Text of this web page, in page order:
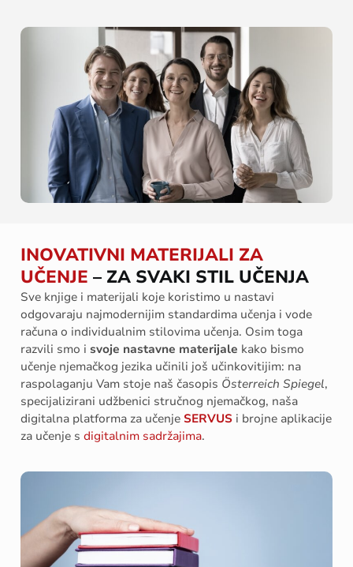
INOVATIVNI MATERIJALI ZA
UČENJE – ZA SVAKI STIL UČENJA
Sve knjige i materijali koje koristimo u nastavi
odgovaraju najmodernijim standardima učenja i vode
računa o individualnim stilovima učenja. Osim toga
razvili smo i svoje nastavne materijale kako bismo
učenje njemačkog jezika učinili još učinkovitijim: na
raspolaganju Vam stoje naš časopis Österreich Spiegel,
specijalizirani udžbenici stručnog njemačkog, naša
digitalna platforma za učenje SERVUS i brojne aplikacije
za učenje s digitalnim sadržajima.